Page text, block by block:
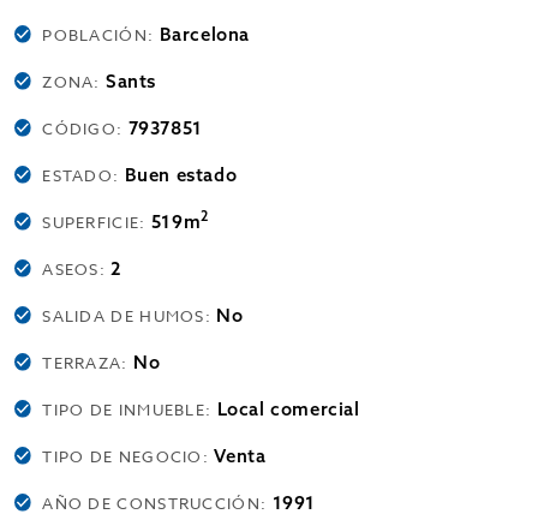
POBLACIÓN: Barcelona
ZONA:Sants
CÓDIGO: 7937851
ESTADO: Buen estado
SUPERFICIE: 519m2
ASEOS:2
SALIDA DE HUMOS: No
TERRAZA: No
TIPO DE INMUEBLE: Local comercial
TIPO DE NEGOCIO:Venta
AÑO DE CONSTRUCCIÓN: 1991